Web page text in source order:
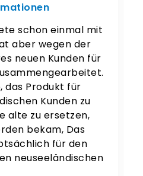
schon einmal mit
aber wegen der
neuen Kunden für
das Produkt für
Kunden zu
alte zu ersetzen,
bekam, Das
für den
neuseeländischen